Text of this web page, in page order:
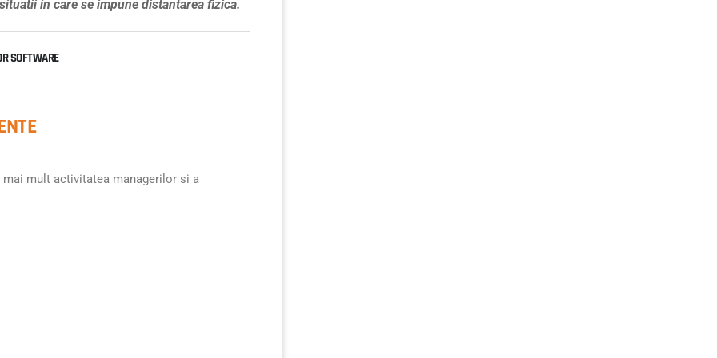
in care se impune distantarea fizica.
SOFTWARE
mult activitatea managerilor si a